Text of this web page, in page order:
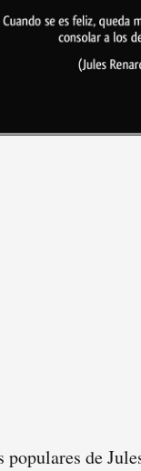
populares de